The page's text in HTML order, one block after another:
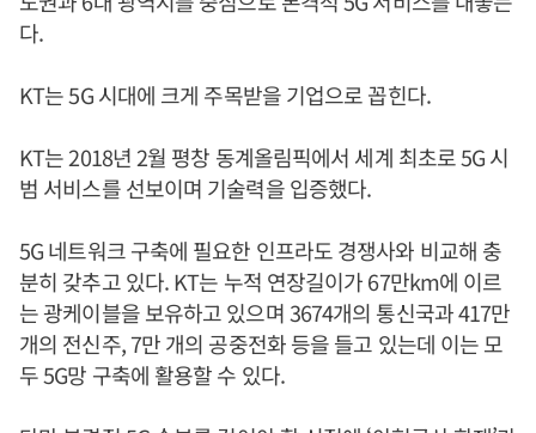
다.
KT는 5G 시대에 크게 주목받을 기업으로 꼽힌다.
KT는 2018년 2월 평창 동계올림픽에서 세계 최초로 5G 시
범 서비스를 선보이며 기술력을 입증했다.
5G 네트워크 구축에 필요한 인프라도 경쟁사와 비교해 충
분히 갖추고 있다. KT는 누적 연장길이가 67만km에 이르
는 광케이블을 보유하고 있으며 3674개의 통신국과 417만
개의 전신주, 7만 개의 공중전화 등을 들고 있는데 이는 모
두 5G망 구축에 활용할 수 있다.